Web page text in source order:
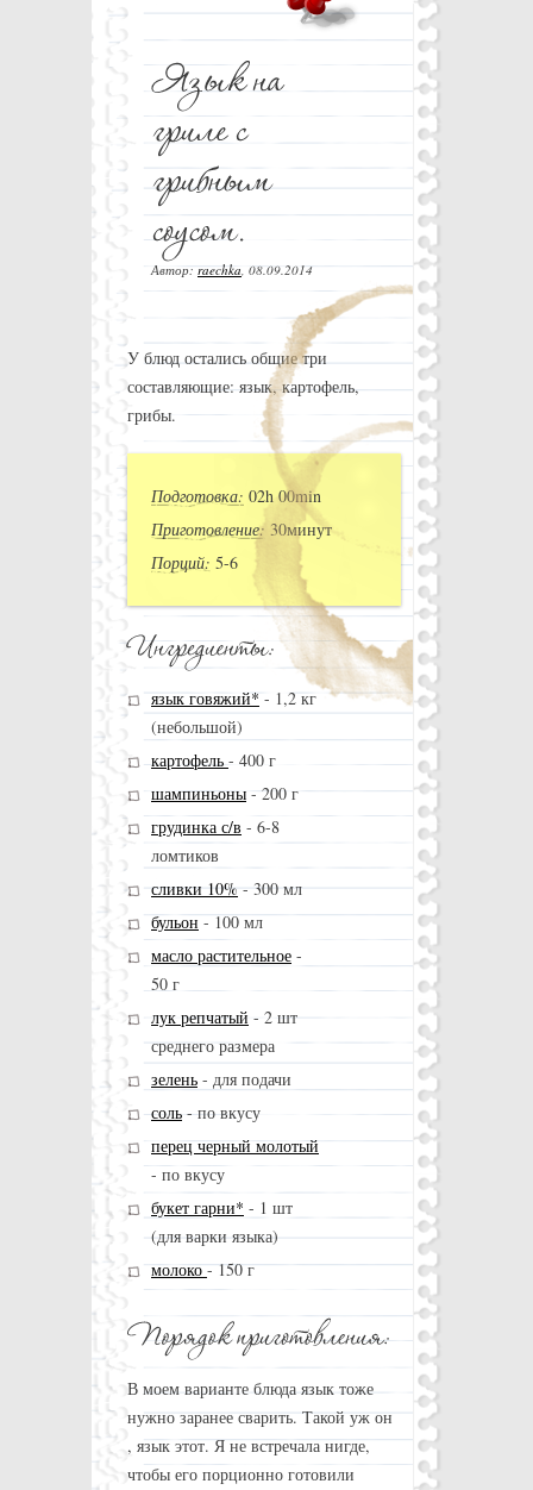
Автор:raechka, 08.09.2014
У блюд остались общие три
составляющие: язык, картофель,
грибы.
Подготовка: 02h 00min
Приготовление: 30минут
Порций: 5-6
язык говяжий* - 1,2 кг
(небольшой)
картофель- 400 г
шампиньоны-200 г
грудинка с/в - 6-8
ломтиков
сливки 10% - 300 мл
бульон-100 мл
масло растительное-
50 г
лук репчатый - 2 шт
среднего размера
зелень- для подачи
соль-по вкусу
перец черный молотый
- по вкусу
букет гарни* - 1 шт
(для варки языка)
молоко-150 г
В моем варианте блюда язык тоже
нужно заранее сварить. Такой уж он
, язык этот. Я не встречала нигде,
чтобы его порционно готовили